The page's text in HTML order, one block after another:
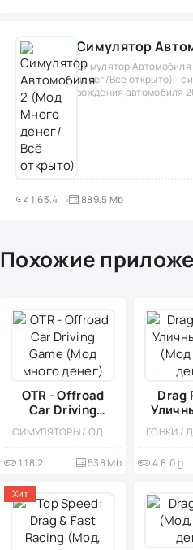
Симулятор
денег/Всё открыто) -
вождения автомобиля
1.63.4 889.5 Mb
Похожие
OTR - Offroad
Car Driving
Game (Мод
много денег)СИМУЛЯТОРЫ / ОДНОПОЛЬЗОВАТЕЛЬСКИЕ / СТИЛИЗАЦИЯ / ОФЛАЙН / МОД / 3D / ЭКСТРЕМАЛЬНАЯ ЕЗДА / ВСТРОЕННЫЙ КЕШ / СОРЕВНОВАТЕЛЬНАЯ / МНОГОПОЛЬЗОВАТЕЛЬСКАЯ / PVP
1.18.2 538 Mb
Drag
(Мод
4.8.0.g
Хит